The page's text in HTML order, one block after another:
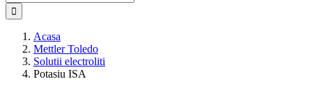
Acasa
Mettler Toledo
Solutii electroliti
Potasiu ISA